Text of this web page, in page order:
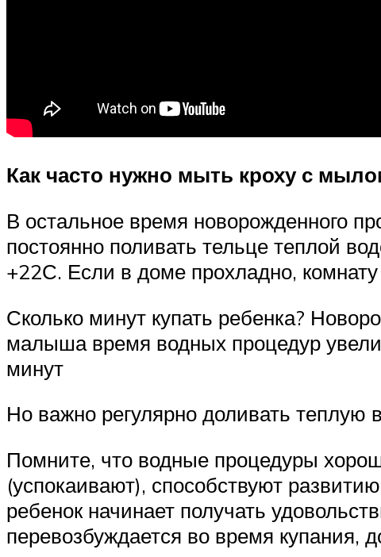
Как часто нужно мыть кроху с
В остальное время новорожденного
постоянно поливать тельце теплой
+22С. Если в доме прохладно,
Сколько минут купать ребенка?
малыша время водных процедур
минут
Но важно регулярно доливать
Помните, что водные процедуры
(успокаивают), способствуют
ребенок начинает получать
перевозбуждается во время купания,